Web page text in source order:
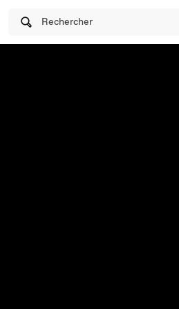
Rechercher